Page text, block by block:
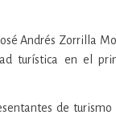
Andrés Zorrilla
turística en el
de